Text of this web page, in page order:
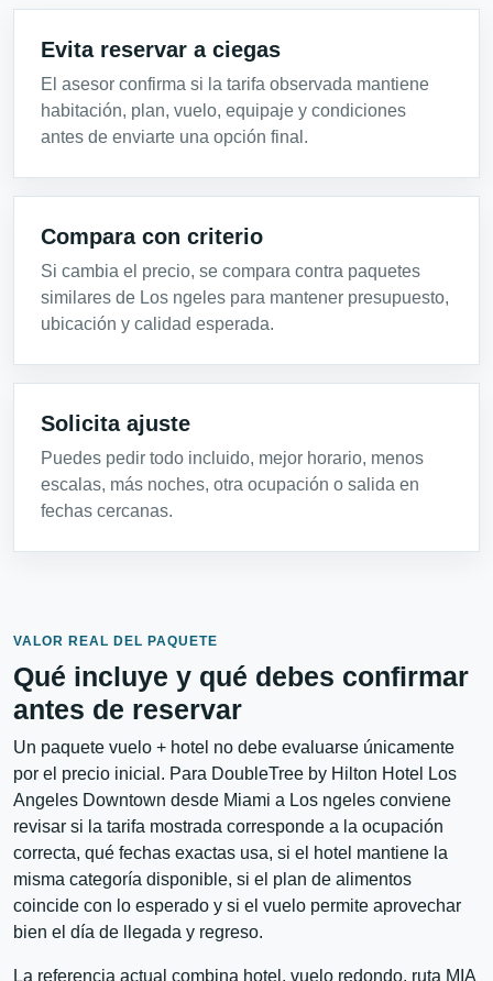
Evita reservar a ciegas
El asesor confirma si la tarifa observada mantiene
habitación, plan, vuelo, equipaje y condiciones
antes de enviarte una opción final.
Compara con criterio
Si cambia el precio, se compara contra paquetes
similares de Los ngeles para mantener presupuesto,
ubicación y calidad esperada.
Solicita ajuste
Puedes pedir todo incluido, mejor horario, menos
escalas, más noches, otra ocupación o salida en
fechas cercanas.
VALOR REAL DEL PAQUETE
Qué incluye y qué debes confirmar
antes de reservar
Un paquete vuelo + hotel no debe evaluarse únicamente
por el precio inicial. Para DoubleTree by Hilton Hotel Los
Angeles Downtown desde Miami a Los ngeles conviene
revisar si la tarifa mostrada corresponde a la ocupación
correcta, qué fechas exactas usa, si el hotel mantiene la
misma categoría disponible, si el plan de alimentos
coincide con lo esperado y si el vuelo permite aprovechar
bien el día de llegada y regreso.
La referencia actual combina hotel, vuelo redondo, ruta MIA